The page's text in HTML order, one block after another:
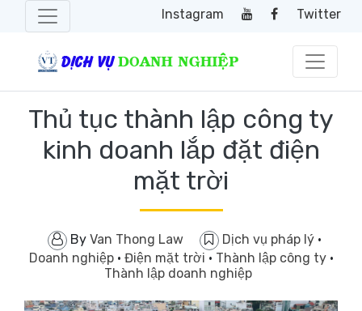
Instagram Twitter
Thủ tục thành lập công ty
kinh doanh lắp đặt điện
mặt trời
By Van Thong Law Dịch vụ pháp lý ·
Doanh nghiệp · Điện mặt trời · Thành lập công ty ·
Thành lập doanh nghiệp